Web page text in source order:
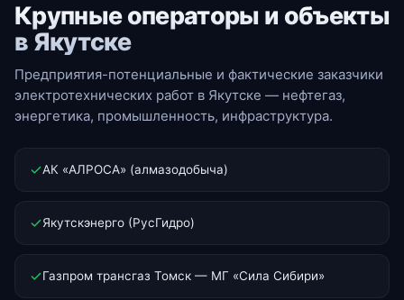
Крупные операторы и объекты
в Якутске
Предприятия-потенциальные и фактические заказчики
электротехнических работ в Якутске — нефтегаз,
энергетика, промышленность, инфраструктура.
АК «АЛРОСА» (алмазодобыча)
Якутскэнерго (РусГидро)
Газпром трансгаз Томск — МГ «Сила Сибири»